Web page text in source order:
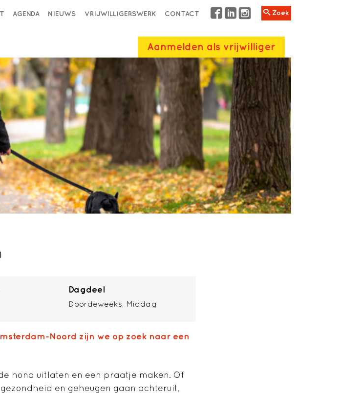
AGENDA NIEUWS VRIJWILLIGERSWERK CONTACT Zoek
Aanmelden als vrijwilliger
Dagdeel
Doordeweeks Middag
Noord zijn we op zoek naar een
hond uitlaten en een praatje maken. Of
en geheugen gaan achteruit,